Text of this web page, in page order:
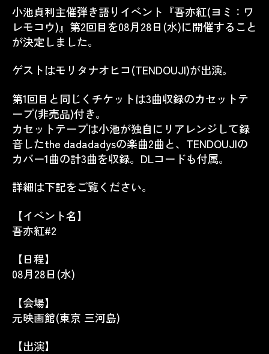
小池貞利主催弾き語りイベント『吾亦紅(ヨミ：ワ
レモコウ)』第2回目を08月28日(水)に開催すること
が決定しました。
ゲストはモリタナオヒコ(TENDOUJI)が出演。
第1回目と同じくチケットは3曲収録のカセットテ
ープ(非売品)付き。
カセットテープは小池が独自にリアレンジして録
音したthe dadadadysの楽曲2曲と、 TENDOUJIの
カバー1曲の計3曲を収録。 DLコードも付属。
詳細は下記をご覧ください。
【イベント名】
吾亦紅#2
【日程】
08月28日(水)
【会場】
元映画館(東京 三河島)
【出演】